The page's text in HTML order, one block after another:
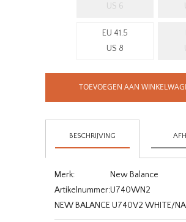
US 6
EU 41.5
US 8
TOEVOEGEN AAN
BESCHRIJVING
Merk:
New Balance
Artikelnummer:U740WN2
NEW BALANCE U740V2 WHITE/